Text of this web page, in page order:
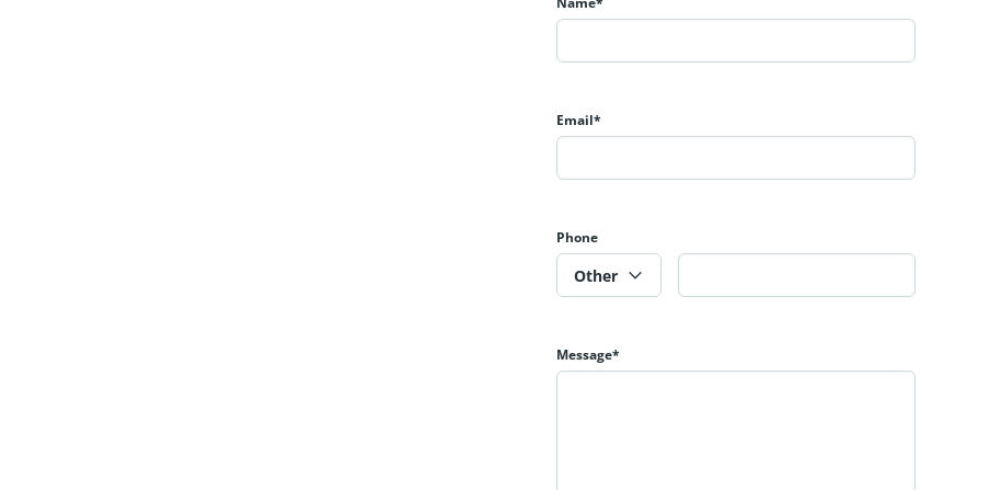
通常小型辦公室的空間需求不足，但是Strata的辦公大樓不僅走出341個單位的948-1187平方英尺辦公室，甚至還為租
益彰。各種本地和國際零售商將這種購物體驗提升到一個新的水平。
在自然綠色公園方面，BBCC任何角落都有一抹綠意——圍繞在建築外、相融在室內設計中、點綴在生活空間內；自然綠
Email*
Phone
Other
Message*